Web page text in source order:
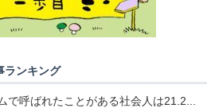
ランキング
で呼ばれたことがある社会人は21.2...